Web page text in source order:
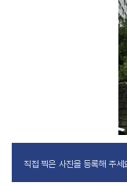
직접 찍은 사진을 등록해 주세